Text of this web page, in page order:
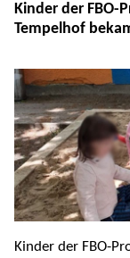
Kinder der FBO-
Tempelhof
Kinder der FBO-